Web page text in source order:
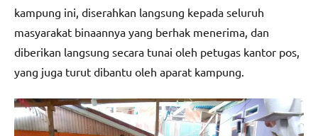
kampung ini, diserahkan langsung kepada seluruh
masyarakat binaannya yang berhak menerima, dan
diberikan langsung secara tunai oleh petugas kantor pos,
yang juga turut dibantu oleh aparat kampung.